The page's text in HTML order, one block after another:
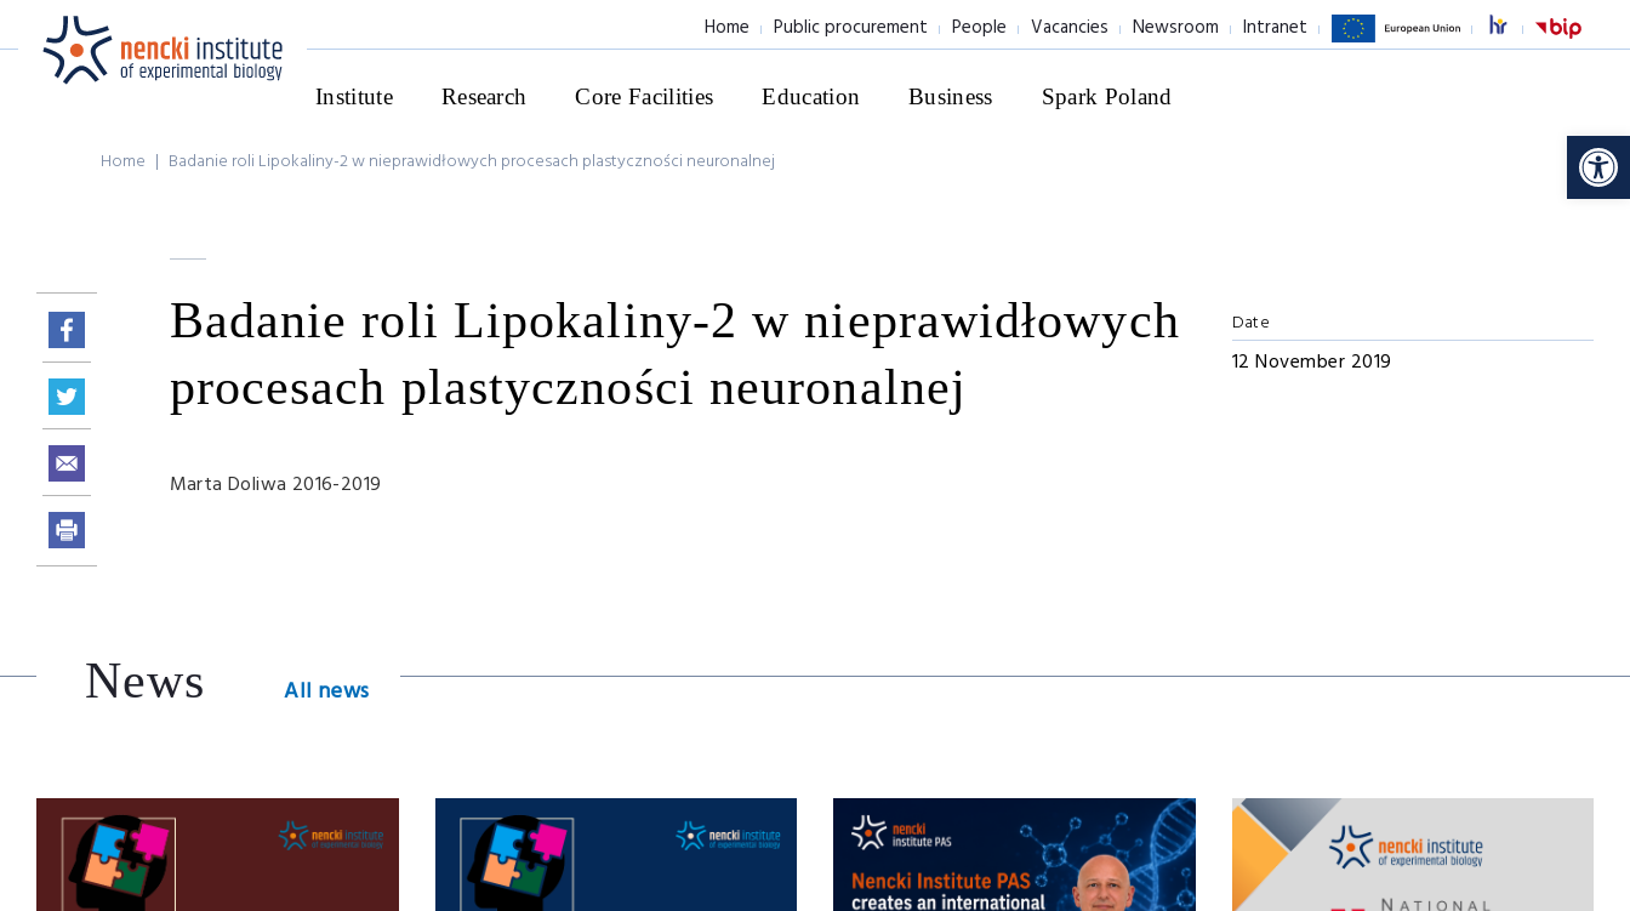
Home Public procurement People Vacancies Newsroom Intranet
Institute Research Core Facilities Education Business Spark Poland
Home | Badanie roli Lipokaliny-2 w nieprawidłowych procesach plastyczności neuronalnej
Badanie roli Lipokaliny-2 w nieprawidłowych
procesach plastyczności neuronalnej
Marta Doliwa 2016-2019
Date
12 November 2019
News All news